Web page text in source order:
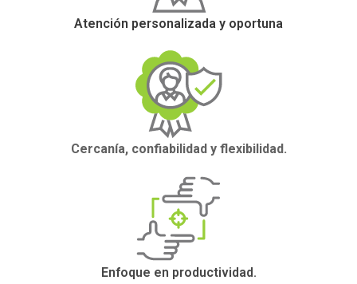
Atención personalizada y oportuna
Cercanía, confiabilidad y flexibilidad.
Enfoque en productividad.